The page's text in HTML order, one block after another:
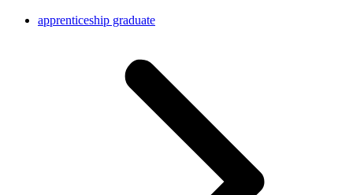
apprenticeship graduate